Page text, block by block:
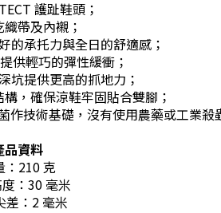
護趾鞋頭；
帶及內襯；
的承托力與全日的舒適感；
供輕巧的彈性緩衝；
坑提供更高的抓地力；
，確保涼鞋牢固貼合雙腳；
技術基礎，沒有使用農藥或工業
品資料
：210 克
：30 毫米
差：2 毫米